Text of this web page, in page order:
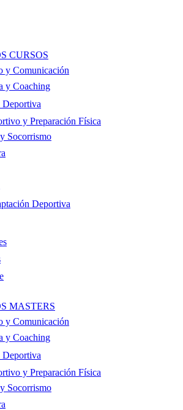
CURSOS
y Comunicación
y Coaching
y Preparación Física
Socorrismo
Deportiva
MASTERS
y Comunicación
y Coaching
y Preparación Física
Socorrismo